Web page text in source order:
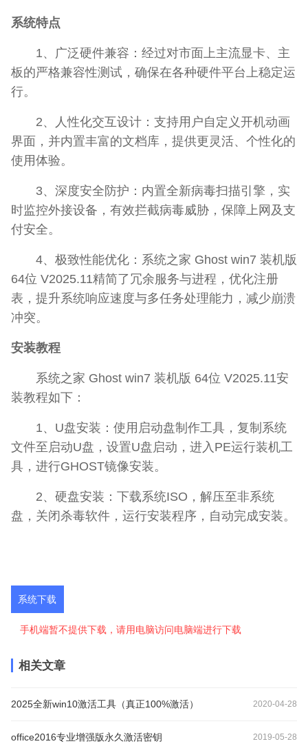
系统特点
1、广泛硬件兼容：经过对市面上主流显卡、主
板的严格兼容性测试，确保在各种硬件平台上稳定运
行。
2、人性化交互设计：支持用户自定义开机动画
界面，并内置丰富的文档库，提供更灵活、个性化的
使用体验。
3、深度安全防护：内置全新病毒扫描引擎，实
时监控外接设备，有效拦截病毒威胁，保障上网及支
付安全。
4、极致性能优化：系统之家 Ghost win7 装机版
64位 V2025.11精简了冗余服务与进程，优化注册
表，提升系统响应速度与多任务处理能力，减少崩溃
冲突。
安装教程
系统之家 Ghost win7 装机版 64位 V2025.11安
装教程如下：
1、U盘安装：使用启动盘制作工具，复制系统
文件至启动U盘，设置U盘启动，进入PE运行装机工
具，进行GHOST镜像安装。
2、硬盘安装：下载系统ISO，解压至非系统
盘，关闭杀毒软件，运行安装程序，自动完成安装。
系统下载
手机端暂不提供下载，请用电脑访问电脑端进行下载
相关文章
2025全新win10激活工具（真正100%激活） 2020-04-28
office2016专业增强版永久激活密钥 2019-05-28